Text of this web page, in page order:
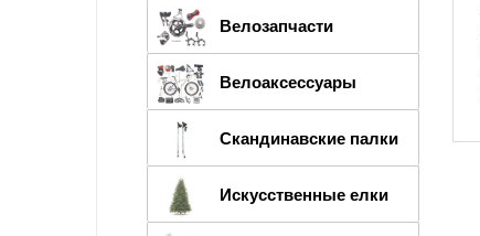
Велозапчасти
Велоаксессуары
Скандинавские палки
Искусственные елки